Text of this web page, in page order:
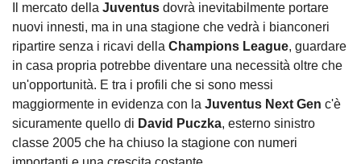
Il mercato della Juventus dovrà inevitabilmente portare
nuovi innesti, ma in una stagione che vedrà i bianconeri
ripartire senza i ricavi della Champions League, guardare
in casa propria potrebbe diventare una necessità oltre che
un'opportunità. E tra i profili che si sono messi
maggiormente in evidenza con la Juventus Next Gen c'è
sicuramente quello di David Puczka, esterno sinistro
classe 2005 che ha chiuso la stagione con numeri